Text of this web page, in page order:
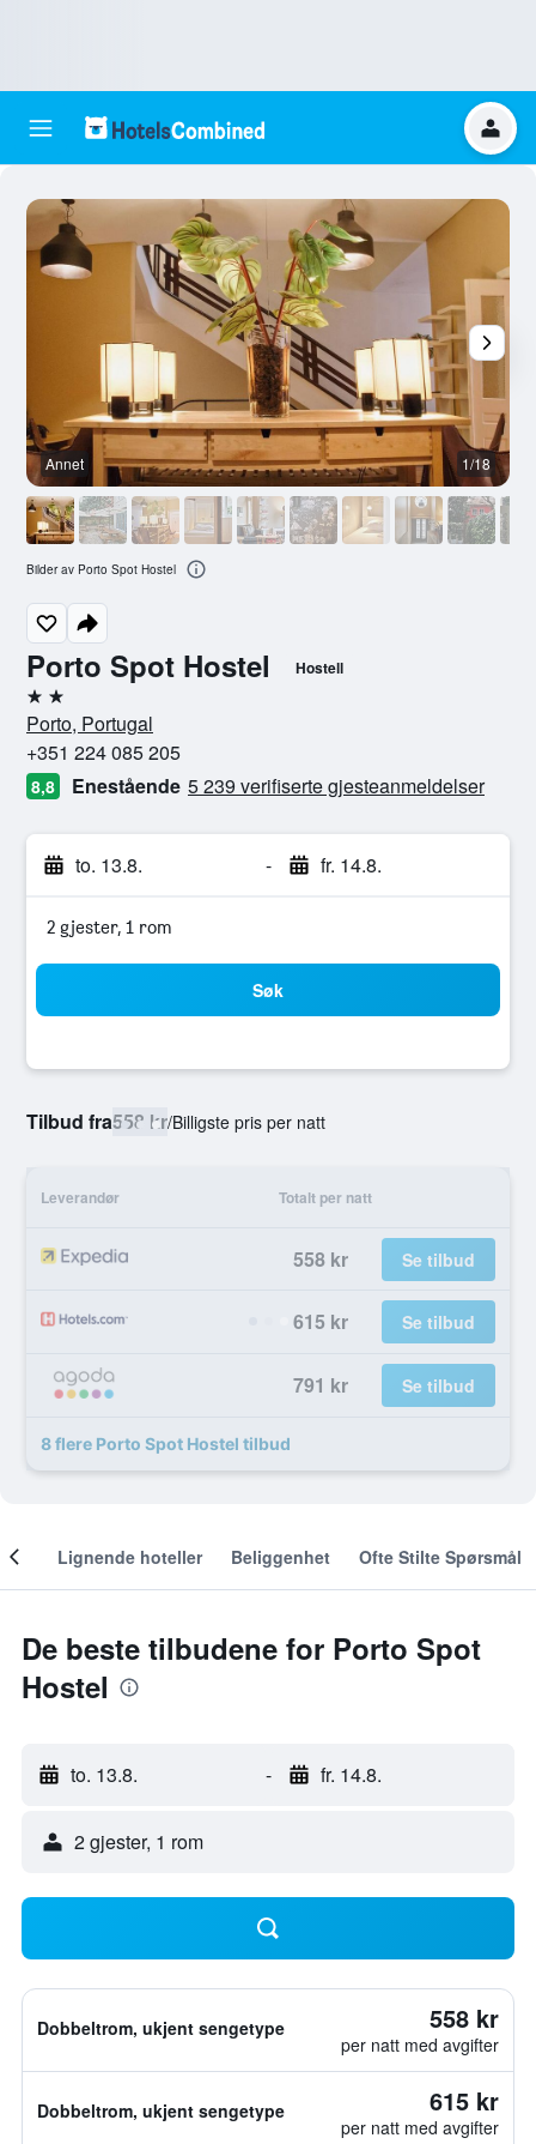
Porto Spot Hostel Hostell
2 stjerner
Porto, Portugal
+351 224 085 205
8,8 Enestående 5 239 verifiserte gjesteanmeldelser
to. 13.8. - fr. 14.8.
2 gjester, 1 rom
Søk
Tilbud fra558 kr/Billigste pris per natt
Leverandør Totalt per natt
558 kr Se tilbud
615 kr Se tilbud
791 kr Se tilbud
8 flere Porto Spot Hostel tilbud
Annet 1/18
Bilder av Porto Spot Hostel
Lignende hoteller Beliggenhet Ofte Stilte Spørsmål
De beste tilbudene for Porto Spot
Hostel
to. 13.8. - fr. 14.8.
2 gjester, 1 rom
Dobbeltrom, ukjent sengetype 558 kr
per natt med avgifter
Dobbeltrom, ukjent sengetype 615 kr
per natt med avgifter